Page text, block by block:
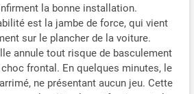
la bonne installation.
est la jambe de force, qui vient
sur le plancher de la voiture.
annule tout risque de basculement
choc frontal. En quelques minutes, le
ne présentant aucun jeu. Cette